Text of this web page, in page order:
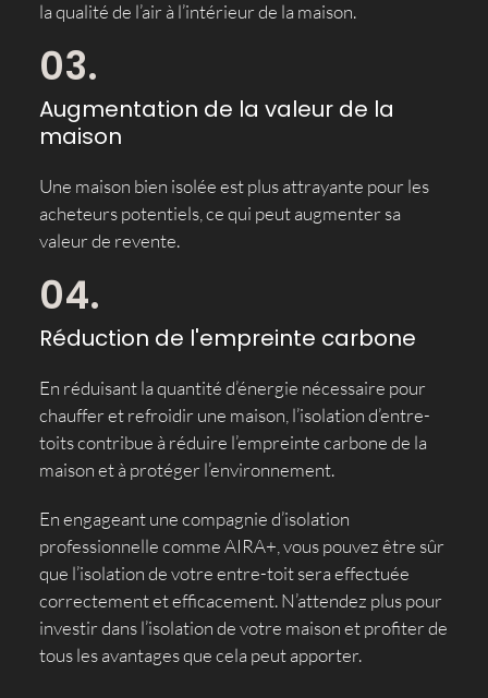
la qualité de l’air à l’intérieur de la maison.
03.
Augmentation de la valeur de la
maison
Une maison bien isolée est plus attrayante pour les
acheteurs potentiels, ce qui peut augmenter sa
valeur de revente.
04.
Réduction de l'empreinte carbone
En réduisant la quantité d’énergie nécessaire pour
chauffer et refroidir une maison, l’isolation d’entre-
toits contribue à réduire l’empreinte carbone de la
maison et à protéger l’environnement.
En engageant une compagnie d’isolation
professionnelle comme AIRA+, vous pouvez être sûr
que l’isolation de votre entre-toit sera effectuée
correctement et efficacement. N’attendez plus pour
investir dans l’isolation de votre maison et profiter de
tous les avantages que cela peut apporter.